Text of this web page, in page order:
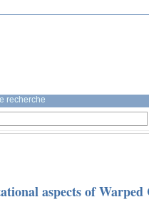
recherche
aspects of